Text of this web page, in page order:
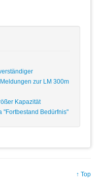
zur LM 300m
Kapazität
"Fortbestand Bedürfnis"
↑ Top